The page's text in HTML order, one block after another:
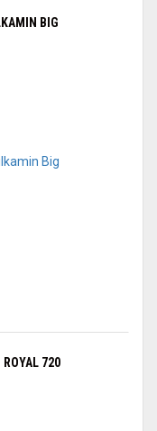
BIG
720